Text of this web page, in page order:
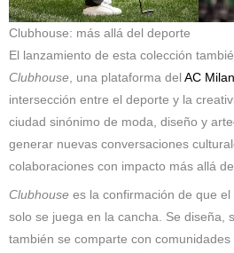
Clubhouse: más allá del deporte
El lanzamiento de esta colección
Clubhouse, una plataforma del AC Milan
intersección entre el deporte y la
ciudad sinónimo de moda, diseño y
generar nuevas conversaciones
colaboraciones con impacto más allá
Clubhouse es la confirmación de que
solo se juega en la cancha. Se diseña,
también se comparte con comunidades